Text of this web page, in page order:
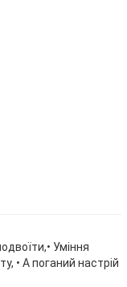
Уміння
• А поганий настрій